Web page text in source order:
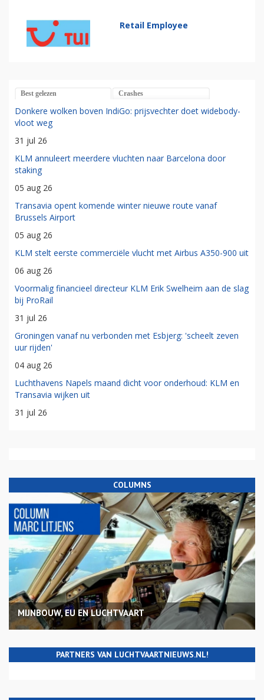
Retail Employee
Best gelezen Crashes
Donkere wolken boven IndiGo: prijsvechter doet widebody-
vloot weg
31 jul 26
KLM annuleert meerdere vluchten naar Barcelona door
staking
05 aug 26
Transavia opent komende winter nieuwe route vanaf
Brussels Airport
05 aug 26
KLM stelt eerste commerciële vlucht met Airbus A350-900 uit
06 aug 26
Voormalig financieel directeur KLM Erik Swelheim aan de slag
bij ProRail
31 jul 26
Groningen vanaf nu verbonden met Esbjerg: 'scheelt zeven
uur rijden'
04 aug 26
Luchthavens Napels maand dicht voor onderhoud: KLM en
Transavia wijken uit
31 jul 26
COLUMNS
MIJNBOUW, EU EN LUCHTVAART
PARTNERS VAN LUCHTVAARTNIEUWS.NL!